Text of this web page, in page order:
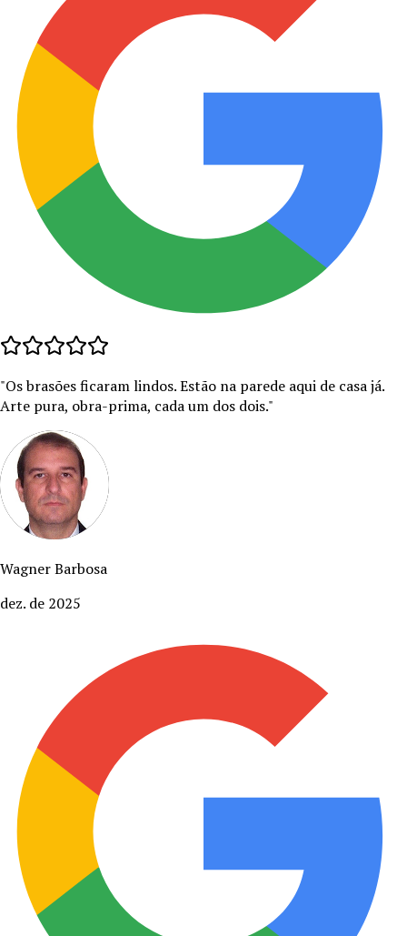
"Os brasões ficaram lindos. Estão na parede aqui de casa já.
Arte pura, obra-prima, cada um dos dois."
Wagner Barbosa
dez. de 2025